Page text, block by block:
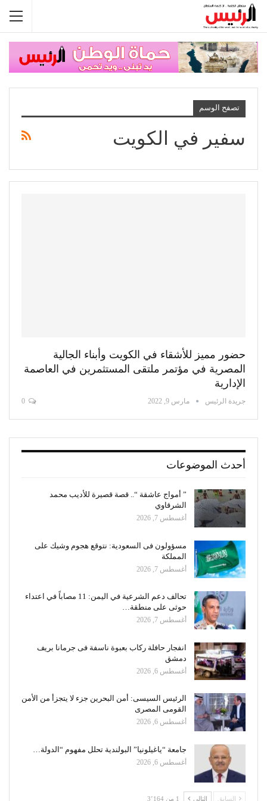
تصفح الوسم
سفير في الكويت
حضور مميز للأشقاء في الكويت وأبناء الجالية
المصرية في مؤتمر ملتقى المستثمرين في العاصمة
الإدارية
جريدة الرئيس مارس 9, 2022
أحدث الموضوعات
” أمواج عاشقة “.. قصة قصيرة للأديب محمد
الشرقاوي
أغسطس 7, 2026
مسؤولون فى السعودية: نتوقع هجوم وشيك على
المملكة
أغسطس 7, 2026
تحالف دعم الشرعية في اليمن: 11 مصاباً في اعتداء
حوثى على منطقة…
أغسطس 7, 2026
انفجار حافلة ركاب بعبوة ناسفة فى جرمانا بريف
دمشق
أغسطس 6, 2026
الرئيس السيسى: أمن البحرين جزء لا يتجزأ من الأمن
القومى المصرى
أغسطس 6, 2026
جامعة “ياغيلونيا” البولندية تحلل مفهوم “الدولة…
أغسطس 6, 2026
السابق التالي 1 من 3٬164